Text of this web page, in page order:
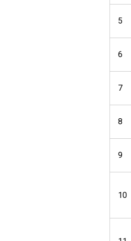
5
6
7
8
9
10